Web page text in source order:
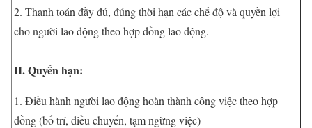
2. Thanh toán đầy đủ, đúng thời hạn các chế độ và quyền lợi
cho người lao động theo hợp đồng lao động.
II. Quyền hạn:
1. Điều hành người lao động hoàn thành công việc theo hợp
đồng (bố trí, điều chuyển, tạm ngừng việc)